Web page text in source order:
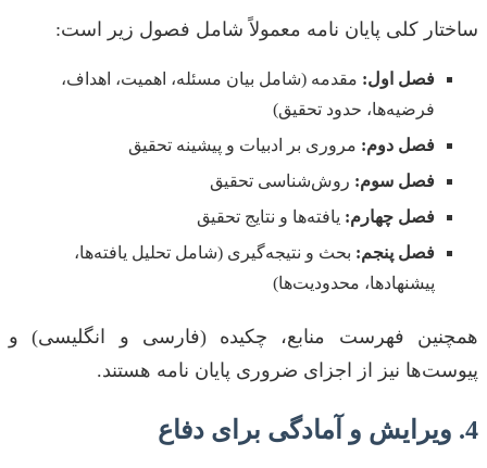
ساختار کلی پایان نامه معمولاً شامل فصول زیر است:
فصل اول: مقدمه (شامل بیان مسئله، اهمیت، اهداف،
فرضیه‌ها، حدود تحقیق)
فصل دوم: مروری بر ادبیات و پیشینه تحقیق
فصل سوم: روش‌شناسی تحقیق
فصل چهارم: یافته‌ها و نتایج تحقیق
فصل پنجم: بحث و نتیجه‌گیری (شامل تحلیل یافته‌ها،
پیشنهادها، محدودیت‌ها)
همچنین فهرست منابع، چکیده (فارسی و انگلیسی) و
پیوست‌ها نیز از اجزای ضروری پایان نامه هستند.
4. ویرایش و آمادگی برای دفاع